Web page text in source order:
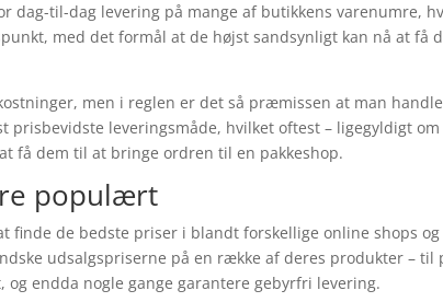
dag-til-dag levering på mange af butikkens varenumre,
med det formål at de højst sandsynligt kan nå at få
men i reglen er det så præmissen at man
leveringsmåde, hvilket oftest – ligegyldigt om
få dem til at bringe ordren til en pakkeshop.
populært
de bedste priser i blandt forskellige online shops og
udsalgspriserne på en række af deres produkter – til
endda nogle gange garantere gebyrfri levering.